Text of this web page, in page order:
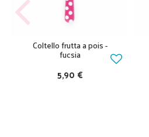
Coltello frutta a pois -
fucsia
5,90 €